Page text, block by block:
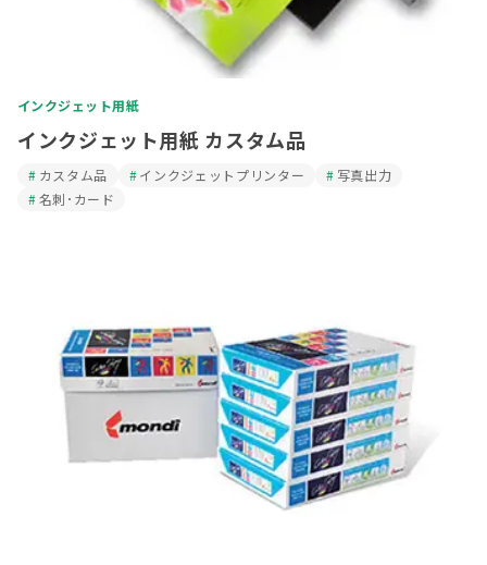
インクジェット用紙
インクジェット用紙 カスタム品
カスタム品 インクジェットプリンター
写真出力
名刺･カード